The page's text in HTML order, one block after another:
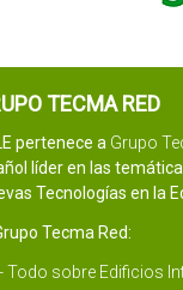
TECMA RED
pertenece a Grupo
líder en las
Tecnologías en la
Tecma Red:
Todo sobre Edificios